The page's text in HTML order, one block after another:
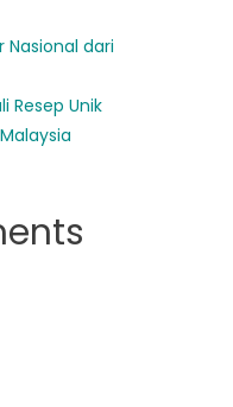
Nasional dari
Resep Unik